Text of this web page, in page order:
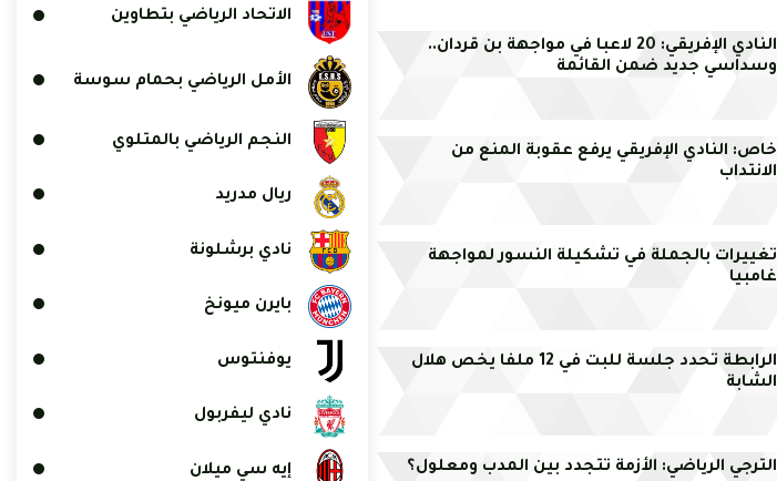
النادي الإفريقي: 20 لاعبا في مواجهة بن قردان..
وسداسي جديد ضمن القائمة
خاص: النادي الإفريقي يرفع عقوبة المنع من
الانتداب
تغييرات بالجملة في تشكيلة النسور لمواجهة
غامبيا
الرابطة تحدد جلسة للبت في 12 ملفا يخص هلال
الشابة
الترجي الرياضي: الأزمة تتجدد بين المدب ومعلول؟
الاتحاد الرياضي بتطاوين
الأمل الرياضي بحمام سوسة
النجم الرياضي بالمتلوي
ريال مدريد
نادي برشلونة
بايرن ميونخ
يوفنتوس
نادي ليفربول
إيه سي ميلان